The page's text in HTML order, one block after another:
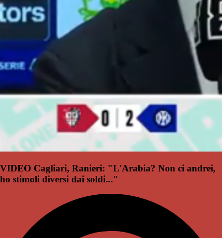
VIDEO Cagliari, Ranieri: "L'Arabia? Non ci andrei,
ho stimoli diversi dai soldi..."